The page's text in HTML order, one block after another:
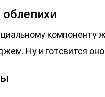
компоненту
Ну и готовится